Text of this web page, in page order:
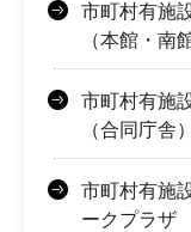
市町村有施
（本館・南
市町村有施
（合同庁舎）
市町村有施
ークプラザ